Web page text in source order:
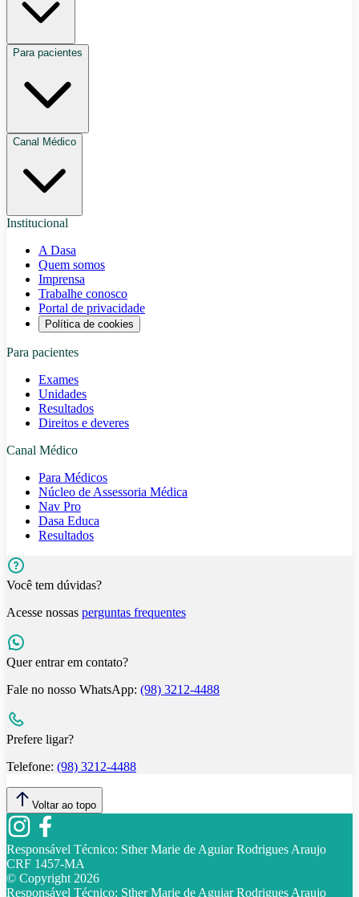
Para pacientes
Canal Médico
Institucional
A Dasa
Quem somos
Imprensa
Trabalhe conosco
Portal de privacidade
Política de cookies
Para pacientes
Exames
Unidades
Resultados
Direitos e deveres
Canal Médico
Para Médicos
Núcleo de Assessoria Médica
Nav Pro
Dasa Educa
Resultados
Você tem dúvidas?
Acesse nossas perguntas frequentes
Quer entrar em contato?
Fale no nosso WhatsApp: (98) 3212-4488
Prefere ligar?
Telefone: (98) 3212-4488
Voltar ao topo
Responsável Técnico: Sther Marie de Aguiar Rodrigues Araujo
CRF 1457-MA
© Copyright2026
Responsável Técnico: Sther Marie de Aguiar Rodrigues Araujo